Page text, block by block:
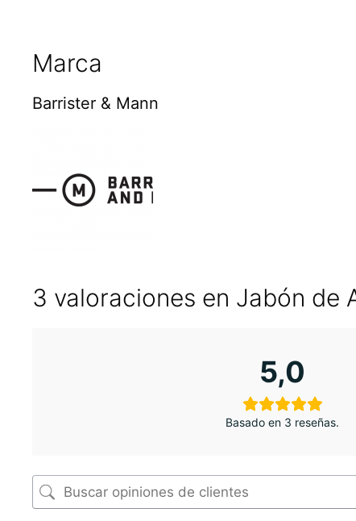
Marca
Barrister & Mann
3 valoraciones en Jabón de
5,0
Basado en 3 reseñas.